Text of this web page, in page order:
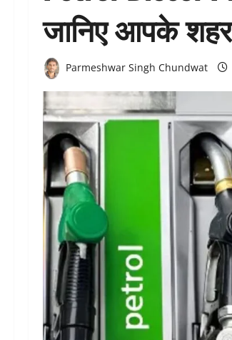
जानिए आपके
Parmeshwar Singh Chundwat